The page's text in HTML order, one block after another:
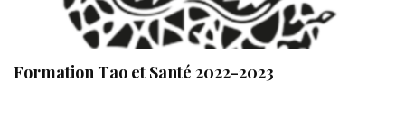
Formation Tao et Santé 2022-2023